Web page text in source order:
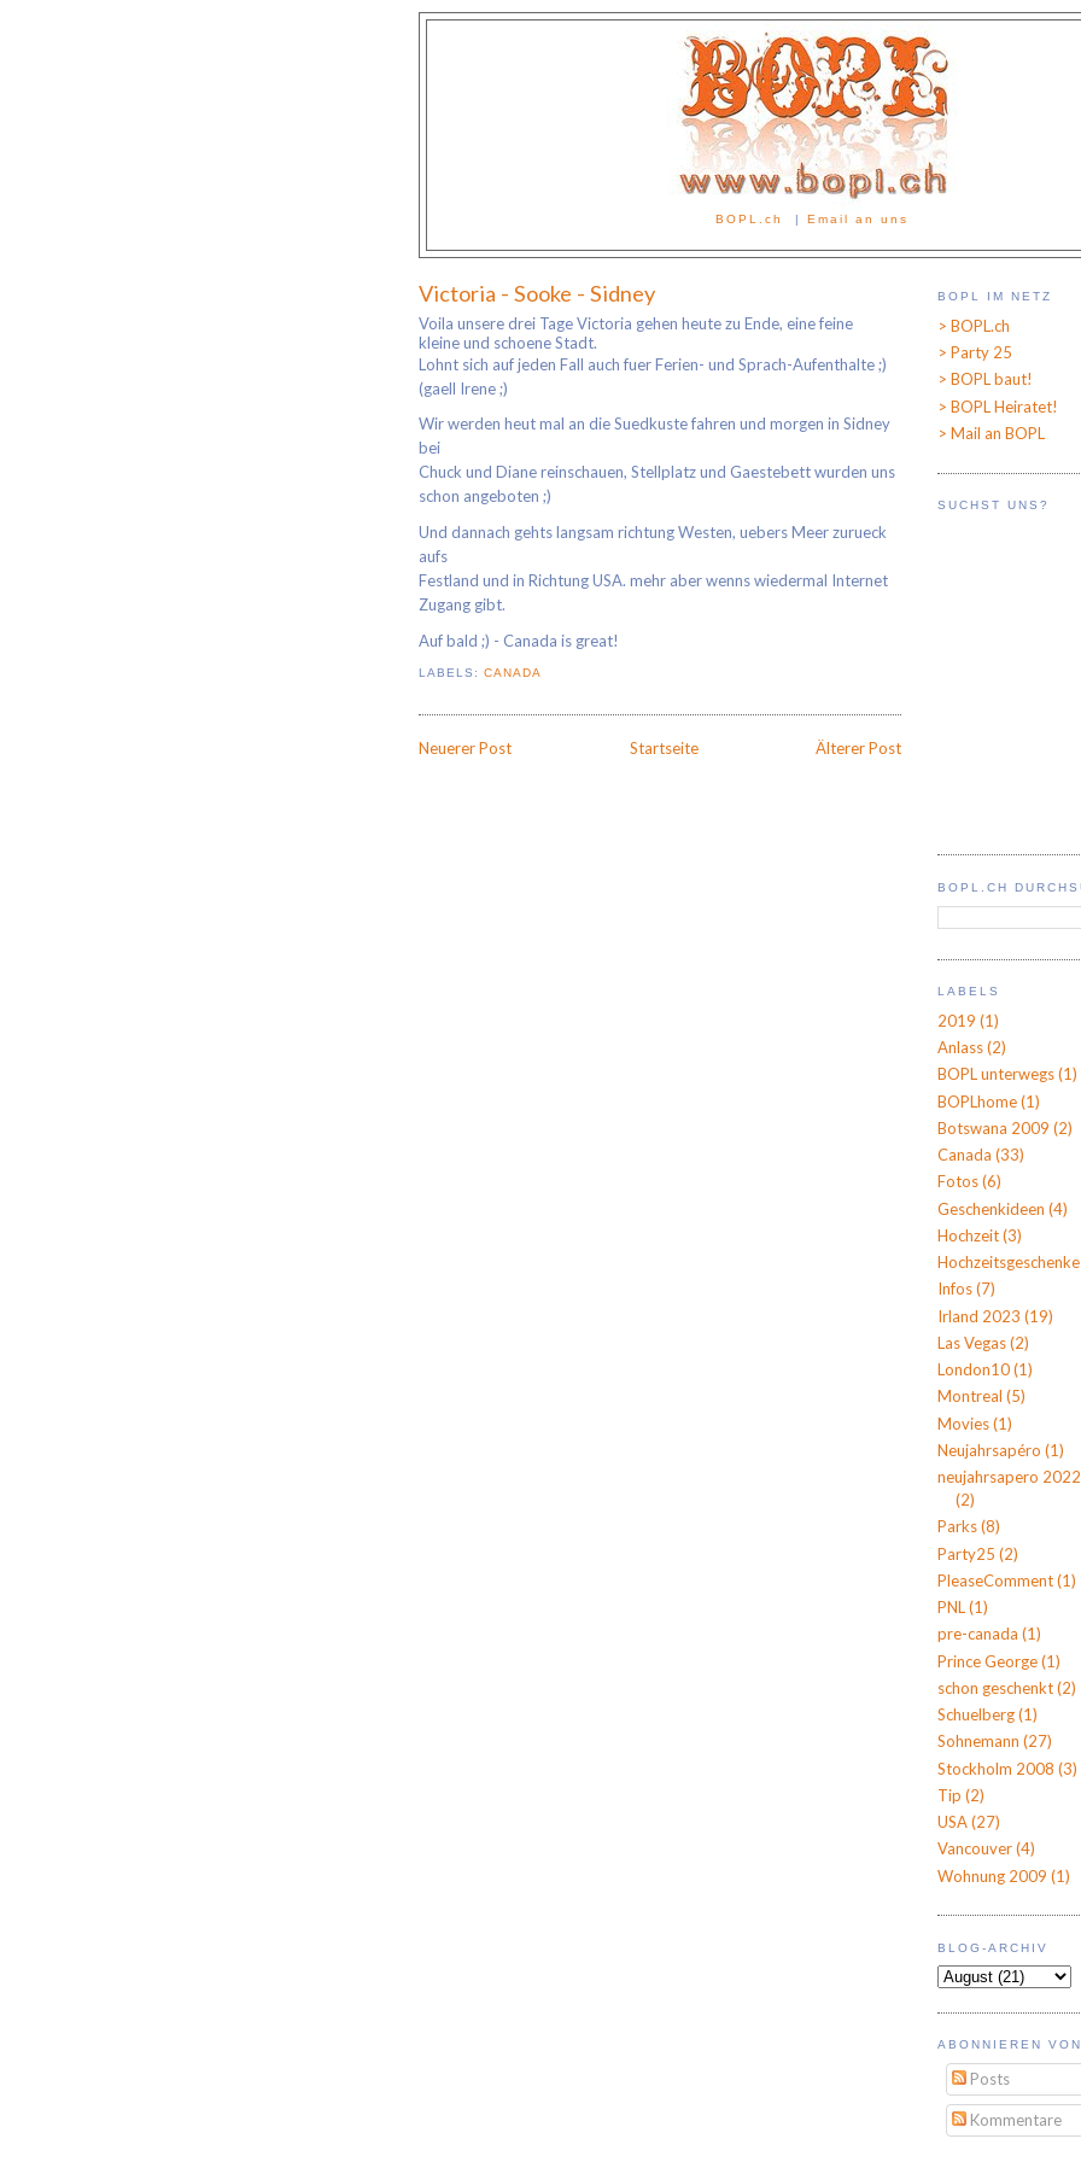
BOPL.ch | Email an uns
Victoria - Sooke - Sidney
Voila unsere drei Tage Victoria gehen heute zu Ende, eine feine
kleine und schoene Stadt.
Lohnt sich auf jeden Fall auch fuer Ferien- und Sprach-Aufenthalte ;)
(gaell Irene ;)
Wir werden heut mal an die Suedkuste fahren und morgen in Sidney
bei
Chuck und Diane reinschauen, Stellplatz und Gaestebett wurden uns
schon angeboten ;)
Und dannach gehts langsam richtung Westen, uebers Meer zurueck
aufs
Festland und in Richtung USA. mehr aber wenns wiedermal Internet
Zugang gibt.
Auf bald ;) - Canada is great!
LABELS:CANADA
Neuerer Post Älterer Post
Startseite
BOPL IM NETZ
> BOPL.ch
> Party 25
> BOPL baut!
> BOPL Heiratet!
> Mail an BOPL
SUCHST UNS?
BOPL.CH
LABELS
2019 (1)
Anlass(2)
BOPL unterwegs(1)
BOPLhome(1)
Botswana 2009 (2)
Canada (33)
Fotos(6)
Geschenkideen (4)
Hochzeit(3)
Hochzeitsgeschenke
Infos(7)
Irland 2023 (19)
Las Vegas(2)
London10(1)
Montreal (5)
Movies(1)
Neujahrsapéro (1)
neujahrsapero
(2)
Parks(8)
Party25 (2)
PleaseComment(1)
PNL(1)
pre-canada (1)
Prince George(1)
schon geschenkt(2)
Schuelberg(1)
Sohnemann (27)
Stockholm 2008 (3)
Tip (2)
USA(27)
Vancouver(4)
Wohnung 2009 (1)
BLOG-ARCHIV
ABONNIEREN
Posts
Kommentare